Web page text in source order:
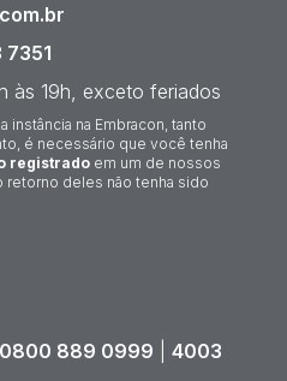
às 19h, exceto feriados
instância na Embracon, tanto
é necessário que você tenha
registrado em um de nossos
retorno deles não tenha sido
0800 889 0999
4003